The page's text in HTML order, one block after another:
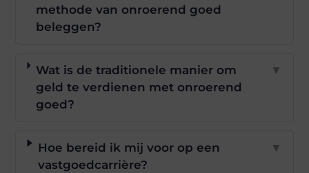
methode van onroerend goed
beleggen?
Wat is de traditionele manier om
geld te verdienen met onroerend
goed?
▼
Hoe bereid ik mij voor op een
vastgoedcarrière?
▼